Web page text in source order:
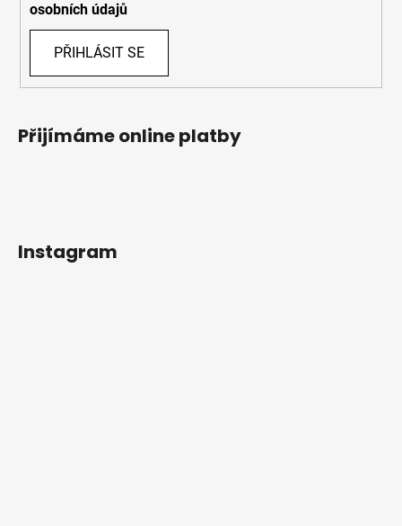
osobních údajů
PŘIHLÁSIT SE
Přijímáme online platby
Instagram